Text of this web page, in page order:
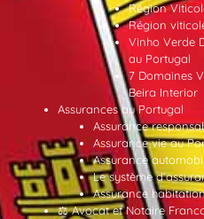
Région
Région
Vinho Verde
au Portugal
7 Domaines
Beira Interior
Assurances au Portugal
Assurance
Assurance vie au
Assurance
Le système
Assurance
⚖️ Avocat et Notaire